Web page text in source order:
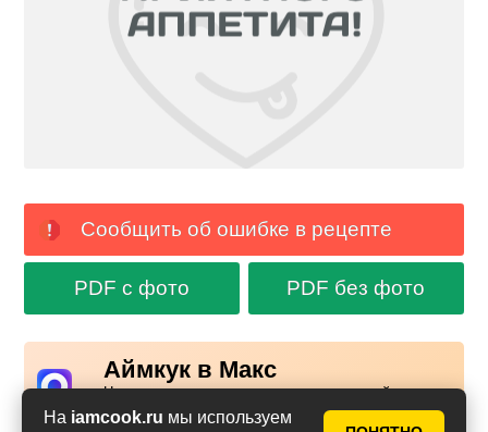
На iamcook.ru мы используем
Сообщить об ошибке в рецепте
PDF с фото PDF без фото
Аймкук в Макс
Новые рецепты и кулинарные идеи каждый день в
Российском мессенджере MAX